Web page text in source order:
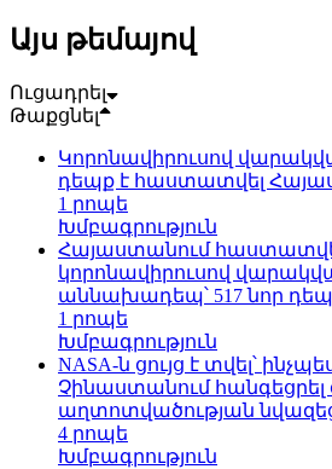
Այս թեմայով
Ուցադրել
Թաքցնել
Կորոնավիրուսով
դեպք է հաստատվել
1 րոպե
Խմբագրություն
Հայաստանում
կորոնավիրուսով
աննախադեպ՝ 517 նոր
1 րոպե
Խմբագրություն
NASA-ն ցույց է տվել՝
Չինաստանում հանգեցրել
աղտոտվածության
4 րոպե
Խմբագրություն